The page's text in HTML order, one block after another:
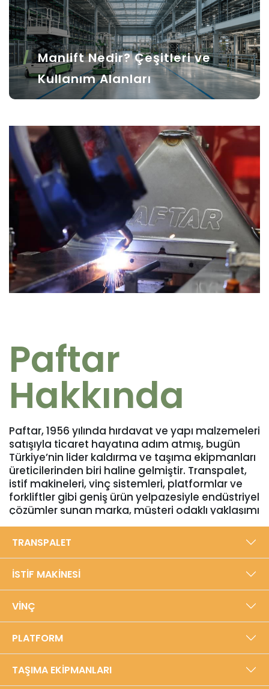
Manlift Nedir? Çeşitleri ve
Kullanım Alanları
Paftar
Hakkında
Paftar, 1956 yılında hırdavat ve yapı malzemeleri
satışıyla ticaret hayatına adım atmış, bugün
Türkiye’nin lider kaldırma ve taşıma ekipmanları
üreticilerinden biri haline gelmiştir. Transpalet,
istif makineleri, vinç sistemleri, platformlar ve
forkliftler gibi geniş ürün yelpazesiyle endüstriyel
çözümler sunan marka, müşteri odaklı yaklaşımı
ve yüksek kalite standartlarıyla sektörde
güvenilir bir konuma sahiptir. Bursa’daki 5000
m²’lik modern üretim tesisinde, yıllık 40.000
adede ulaşan üretim kapasitesiyle Türkiye’den
dünyaya ihracat gerçekleştirmektedir.​
Yerli üretim anlayışıyla, dayanıklılığı ve
performansı ön planda tutan Paftar, ISO
9001:2015 Kalite Yönetim Sistemi ve TSE Hizmet
Yeterlilik Belgeleriyle sertifikalandırılmıştır.
Ürünlerini yenilikçi tasarım, teknoloji ve
sürdürülebilir çözümlerle geliştiren şirket,
müşterilerine satış sonrası destek ve yedek
TRANSPALET
İSTİF MAKİNESİ
VİNÇ
PLATFORM
TAŞIMA EKİPMANLARI